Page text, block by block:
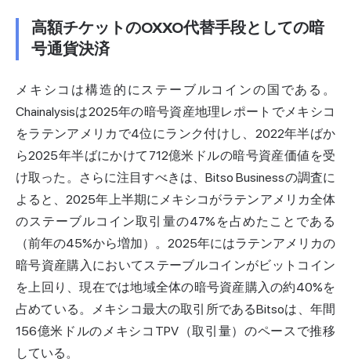
高額チケットのOXXO代替手段としての暗
号通貨決済
メキシコは構造的にステーブルコインの国である。
Chainalysisは2025年の暗号資産地理レポートでメキシコ
をラテンアメリカで4位にランク付けし、2022年半ばか
ら2025年半ばにかけて712億米ドルの暗号資産価値を受
け取った。さらに注目すべきは、Bitso Businessの調査に
よると、2025年上半期にメキシコがラテンアメリカ全体
のステーブルコイン取引量の47%を占めたことである
（前年の45%から増加）。2025年にはラテンアメリカの
暗号資産購入においてステーブルコインがビットコイン
を上回り、現在では地域全体の暗号資産購入の約40%を
占めている。メキシコ最大の取引所であるBitsoは、年間
156億米ドルのメキシコTPV（取引量）のペースで推移
している。